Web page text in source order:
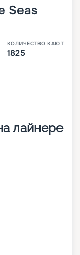
Seas
КОЛИЧЕСТВО КАЮТ
1825
лайнере
в
the Seas.